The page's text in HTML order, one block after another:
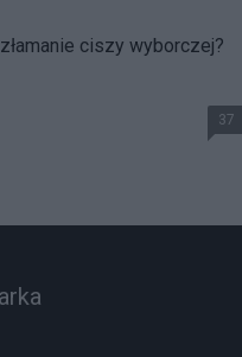
ciszy wyborczej?
37